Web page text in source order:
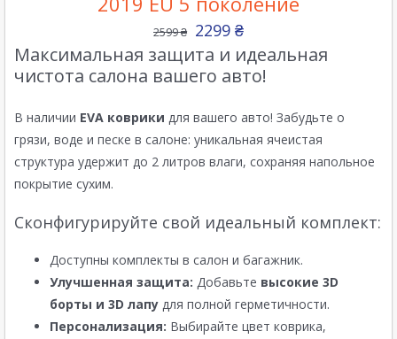
2599₴ 2299 ₴
Максимальная защита и идеальная
чистота салона вашего авто!
В наличии EVA коврики для вашего авто! Забудьте о
грязи, воде и песке в салоне: уникальная ячеистая
структура удержит до 2 литров влаги, сохраняя напольное
покрытие сухим.
Сконфигурируйте свой идеальный комплект:
Доступны комплекты в салон и багажник.
Улучшенная защита: Добавьте высокие 3D
борты и 3D лапу для полной герметичности.
Персонализация: Выбирайте цвет коврика,